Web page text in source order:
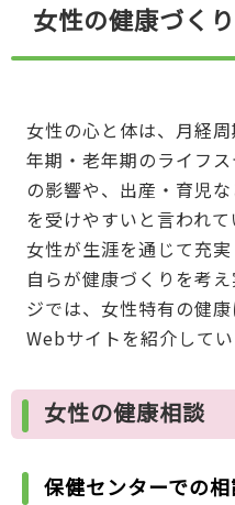
こ
ら
女性の健康づくり
女性の心と体は、月経
年期・老年期のライフ
の影響や、出産・育児
を受けやすいと言われて
女性が生涯を通じて充
自らが健康づくりを考
ジでは、女性特有の健
Webサイトを紹介してい
女性の健康相談
保健センターでの